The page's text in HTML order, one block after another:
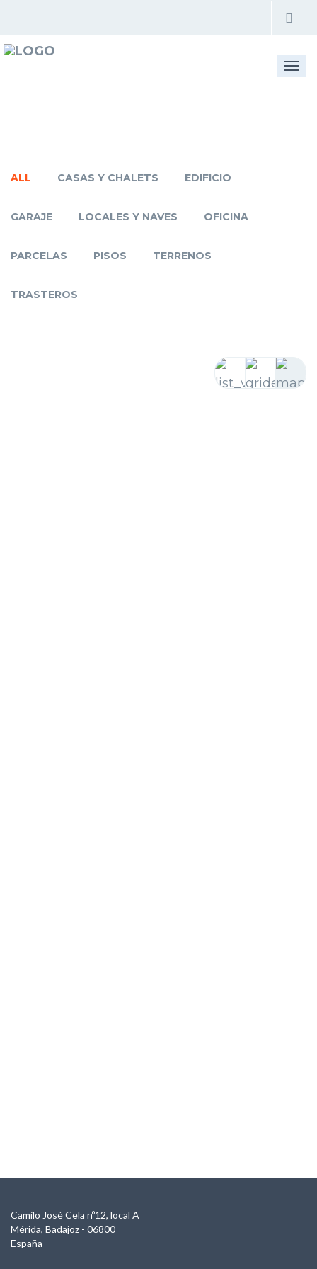
ALL CASAS Y CHALETS EDIFICIO
GARAJE LOCALES Y NAVES OFICINA
PARCELAS PISOS TERRENOS
TRASTEROS
Camilo José Cela nº12, local A
Mérida, Badajoz - 06800
España